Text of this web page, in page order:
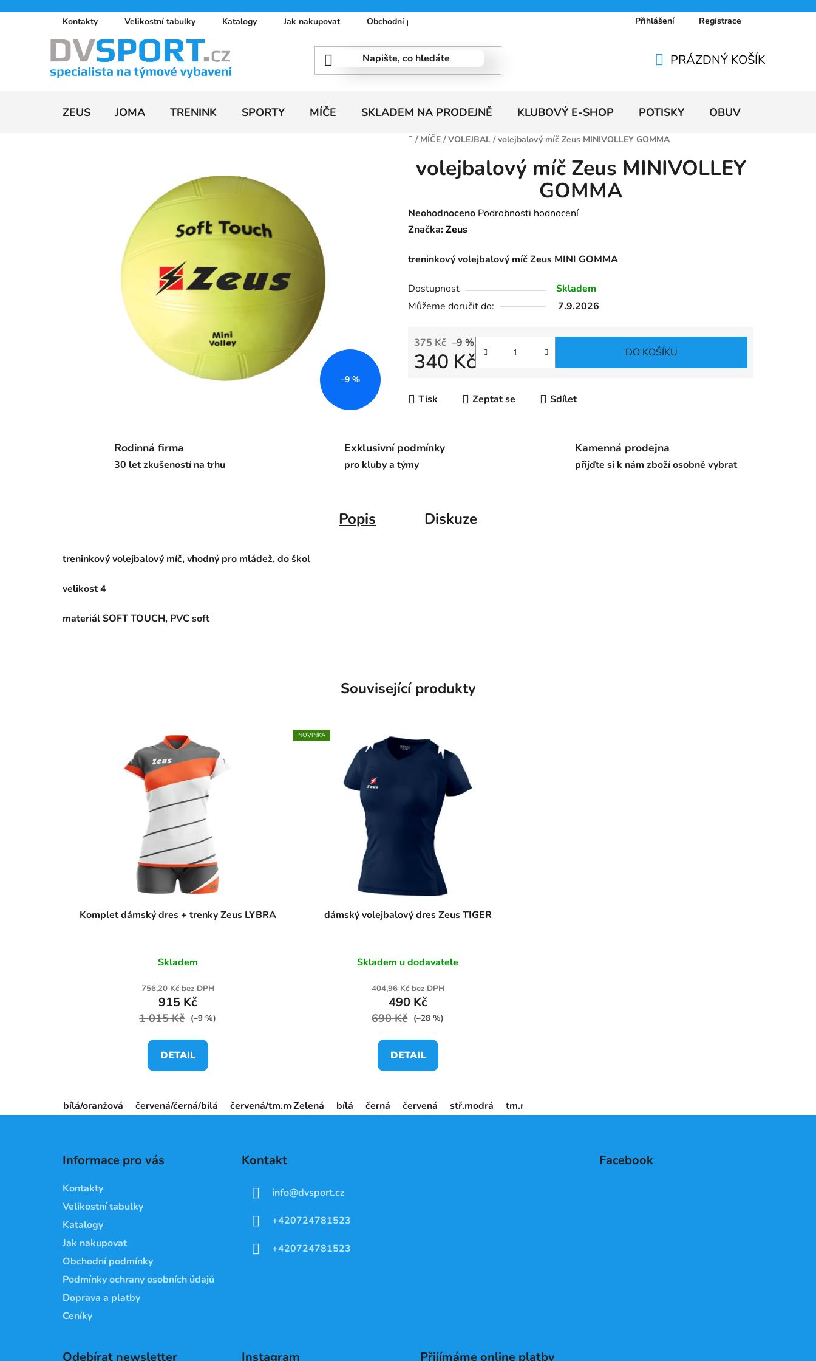
Kontakty Velikostní tabulky Katalogy Jak nakupovat Obchodní podmínky Doprava a platby Ceníky
Přihlášení Registrace
KOŠÍK
PRÁZDNÝ KOŠÍK
ZEUS JOMA TRENINK SPORTY MÍČE SKLADEM NA PRODEJNĚ KLUBOVÝ E-SHOP POTISKY OBUV
Domů
/ MÍČE / VOLEJBAL / volejbalový míč Zeus MINIVOLLEY GOMMA
volejbalový míč Zeus MINIVOLLEY
GOMMA
Průměrné
hodnocení
je
z
5
Neohodnoceno Podrobnosti hodnocení
Značka:Zeus
treninkový volejbalový míč Zeus MINI GOMMA
Dostupnost
Skladem
Můžeme doručit do:
7.9.2026
375 Kč –9 %
340 Kč DO KOŠÍKU
Tisk Zeptat se Sdílet
–9 %
Rodinná firma
30 let zkušeností na trhu
Exklusivní podmínky
pro kluby a týmy
Kamenná prodejna
přijďte si k nám zboží osobně vybrat
Popis Diskuze
treninkový volejbalový míč, vhodný pro mládež, do škol
velikost 4
materiálSOFT TOUCH, PVC soft
Související produkty
Komplet dámský dres + trenky Zeus LYBRA
Skladem
756,20 Kč bez DPH
915 Kč
1 015 Kč (–9 %)
DETAIL
bílá/oranžová červená/černá/bílá červená/tm.modrá/bílá tm.modrá/azurová zelená fluo/černá
NOVINKA
dámský volejbalový dres Zeus TIGER
Skladem u dodavatele
404,96 Kč bez DPH
490 Kč
690 Kč (–28 %)
DETAIL
Zelená bílá černá červená stř.modrá tm.modrá
Informace pro vás
Kontakty
Velikostní tabulky
Katalogy
Jak nakupovat
Obchodní podmínky
Podmínky ochrany osobních údajů
Doprava a platby
Ceníky
Kontakt
info@dvsport.cz
+420724781523
+420724781523
Facebook
Odebírat newsletter Instagram Přijímáme online platby